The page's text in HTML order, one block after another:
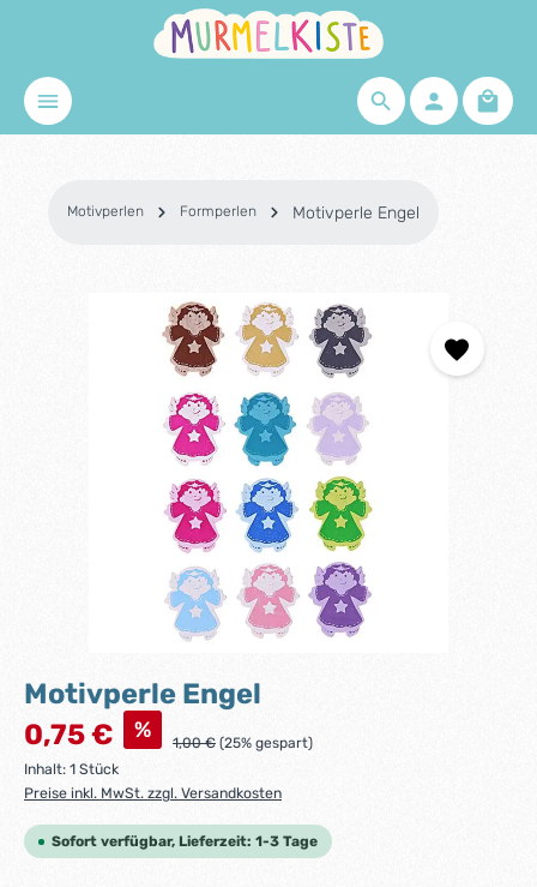
Zum Hauptinhalt springen
Motivperlen Formperlen Motivperle Engel
Bildergalerie überspringen
Motivperle Engel
Verkaufspreis:
0,75 € % Regulärer Preis:
1,00 € (25% gespart)
Inhalt: 1 Stück
Preise inkl. MwSt. zzgl. Versandkosten
Sofort verfügbar, Lieferzeit: 1-3 Tage